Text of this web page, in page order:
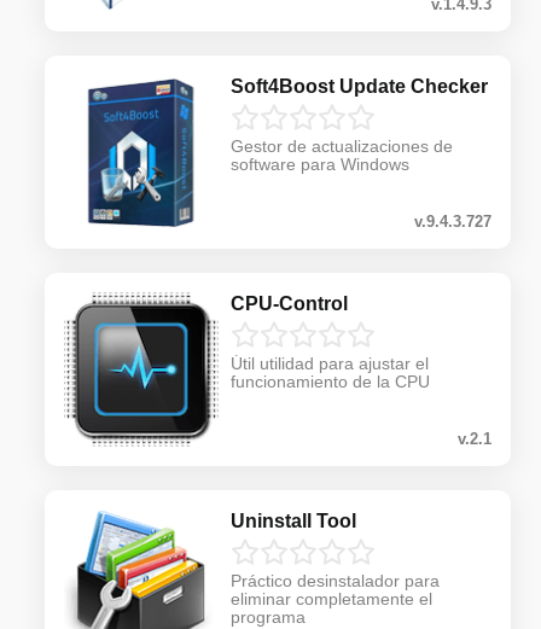
v.1.4.9.3
Soft4Boost Update Checker
Gestor de actualizaciones de
software para Windows
v.9.4.3.727
CPU-Control
Útil utilidad para ajustar el
funcionamiento de la CPU
v.2.1
Uninstall Tool
Práctico desinstalador para
eliminar completamente el
programa